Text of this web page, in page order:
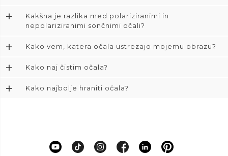
+
Kakšna je razlika med polariziranimi in
nepolariziranimi sončnimi očali?
+ Kako vem, katera očala ustrezajo mojemu obrazu?
+ Kako naj čistim očala?
+ Kako najbolje hraniti očala?